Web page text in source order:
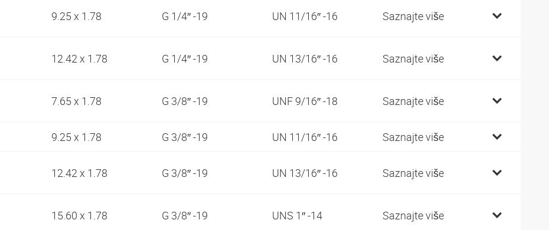
9.25 x 1.78 G 1/4″ -19 UN 11/16″ -16 Saznajte više
12.42 x 1.78 G 1/4″ -19 UN 13/16″ -16 Saznajte više
7.65 x 1.78 G 3/8″ -19 UNF 9/16″ -18 Saznajte više
9.25 x 1.78 G 3/8″ -19 UN 11/16″ -16 Saznajte više
12.42 x 1.78 G 3/8″ -19 UN 13/16″ -16 Saznajte više
15.60 x 1.78 G 3/8″ -19 UNS 1″ -14 Saznajte više